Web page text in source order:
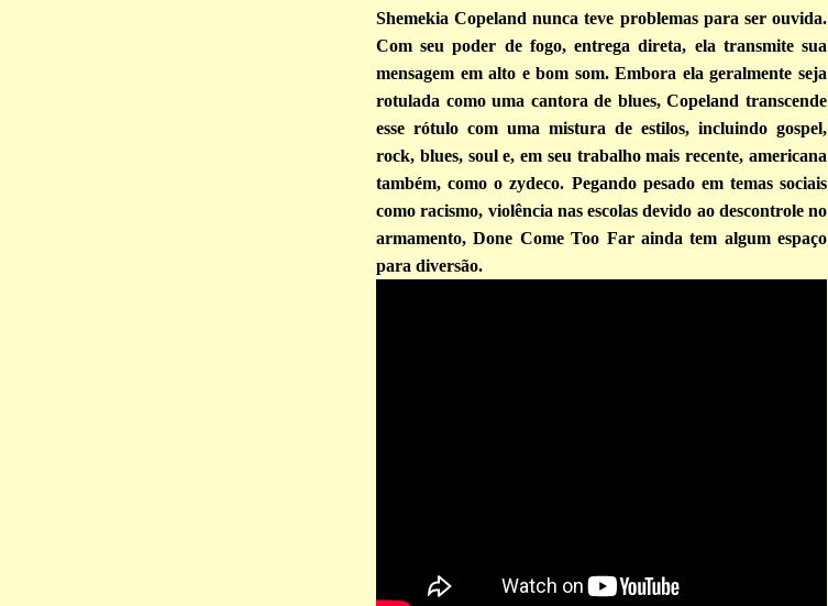
Shemekia Copeland nunca teve problemas para ser ouvida.
Com seu poder de fogo, entrega direta, ela transmite sua
mensagem em alto e bom som. Embora ela geralmente seja
rotulada como uma cantora de blues, Copeland transcende
esse rótulo com uma mistura de estilos, incluindo gospel,
rock, blues, soul e, em seu trabalho mais recente, americana
também, como o zydeco. Pegando pesado em temas sociais
como racismo, violência nas escolas devido ao descontrole no
armamento, Done Come Too Far ainda tem algum espaço
para diversão.